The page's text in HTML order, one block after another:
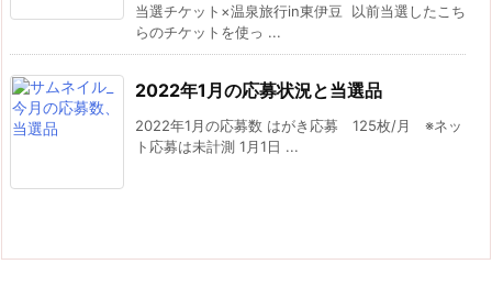
当選チケット×温泉旅行in東伊豆 以前当選したこち
らのチケットを使っ ...
2022年1月の応募状況と当選品
2022年1月の応募数 はがき応募 125枚/月 ※ネッ
ト応募は未計測 1月1日 ...